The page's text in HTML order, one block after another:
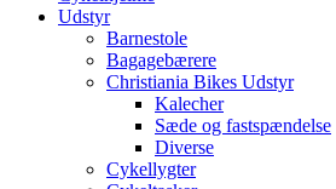
Udstyr
Barnestole
Bagagebærere
Christiania Bikes Udstyr
Kalecher
Sæde og fastspændelse
Diverse
Cykellygter